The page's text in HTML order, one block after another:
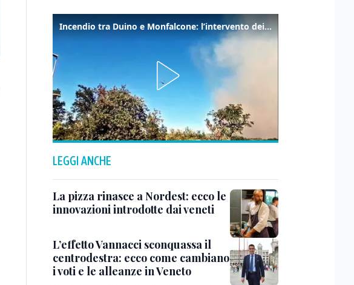
Incendio tra Duino e Monfalcone: l’intervento dei vigili del fuoco
LEGGI ANCHE
La pizza rinasce a Nordest: ecco le
innovazioni introdotte dai veneti
L’effetto Vannacci sconquassa il
centrodestra: ecco come cambiano
i voti e le alleanze in Veneto